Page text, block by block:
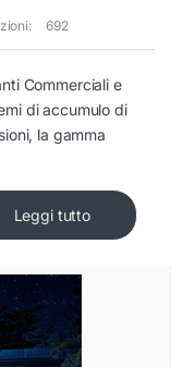
692
Commerciali e
di accumulo di
la gamma
Leggi tutto